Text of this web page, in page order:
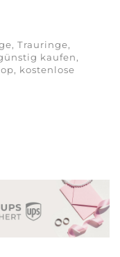
Trauringe,
kaufen,
kostenlose